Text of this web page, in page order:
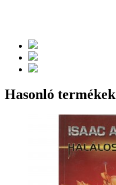
Hasonló termékek